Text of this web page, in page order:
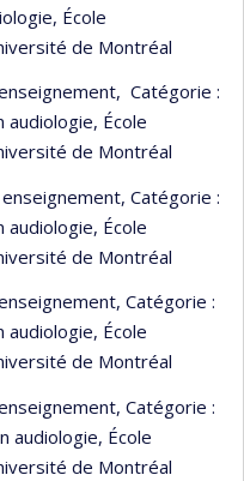
École
de Montréal
Catégorie :
audiologie, École
de Montréal
Catégorie :
audiologie, École
de Montréal
Catégorie :
audiologie, École
de Montréal
Catégorie :
audiologie, École
de Montréal